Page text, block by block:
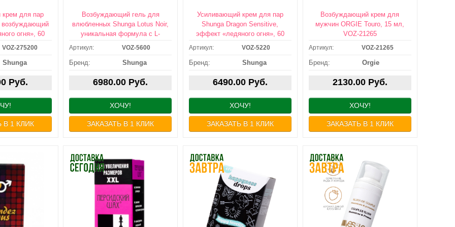
для пар
возбуждающий
огня», 60
VOZ-275200
Shunga
Руб.
В 1 КЛИК
Возбуждающий гель для
влюбленных Shunga Lotus Noir,
уникальная формула с L-
Артикул: VOZ-5600
Бренд: Shunga
6980.00 Руб.
ХОЧУ!
ЗАКАЗАТЬ В 1 КЛИК
Усиливающий крем для пар
Shunga Dragon Sensitive,
эффект «ледяного огня», 60
Артикул: VOZ-5220
Бренд: Shunga
6490.00 Руб.
ХОЧУ!
ЗАКАЗАТЬ В 1 КЛИК
Возбуждающий крем для
мужчин ORGIE Touro, 15 мл,
VOZ-21265
Артикул: VOZ-21265
Бренд: Orgie
2130.00 Руб.
ХОЧУ!
ЗАКАЗАТЬ В 1 КЛИК
ОТ СУММЫ
НЕЗАВИСИМО ОТ СУММЫ
ПОСЛЕЗАВТРА или
ПОСЛЕЗАВТРА или